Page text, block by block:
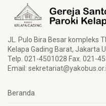
JL. Pulo Bira Besar kompleks
Kelapa Gading Barat, Jakarta
Telp. 021-4501028 Fax. 021-
Email:
Beranda